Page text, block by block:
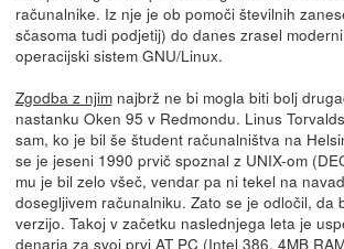
računalnike. Iz nje je ob pomoči številnih
sčasoma tudi podjetij) do danes zrasel
operacijski sistem GNU/Linux.
Zgodba z njimnajbrž ne bi mogla biti bolj
nastanku Oken 95 v Redmondu. Linus
sam, ko je bil še študent računalništva na
se je jeseni 1990 prvič spoznal z UNIX-om
mu je bil zelo všeč, vendar pa ni tekel na
dosegljivem računalniku. Zato se je odločil, da
verzijo. Takoj v začetku naslednjega leta je
denarja za svoj prvi AT PC (Intel 386, 4MB